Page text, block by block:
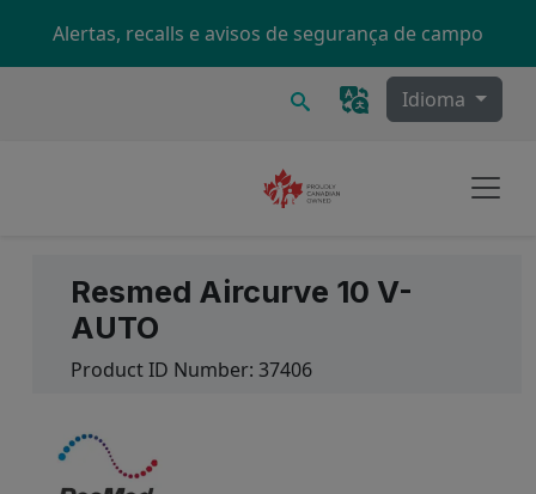
Alertas, recalls e avisos de segurança de campo
Procurar Idioma
Resmed Aircurve 10 V-
AUTO
Product ID Number: 37406